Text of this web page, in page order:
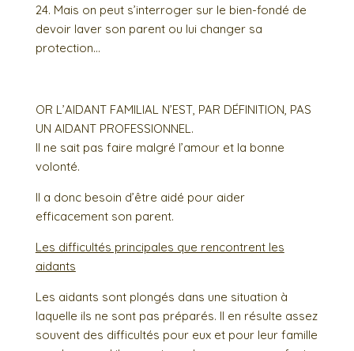
24. Mais on peut s’interroger sur le bien-fondé de
devoir laver son parent ou lui changer sa
protection…
OR L’AIDANT FAMILIAL N’EST, PAR DÉFINITION, PAS
UN AIDANT PROFESSIONNEL.
Il ne sait pas faire malgré l’amour et la bonne
volonté.
Il a donc besoin d’être aidé pour aider
efficacement son parent.
Les difficultés principales que rencontrent les
aidants
Les aidants sont plongés dans une situation à
laquelle ils ne sont pas préparés. Il en résulte assez
souvent des difficultés pour eux et pour leur famille